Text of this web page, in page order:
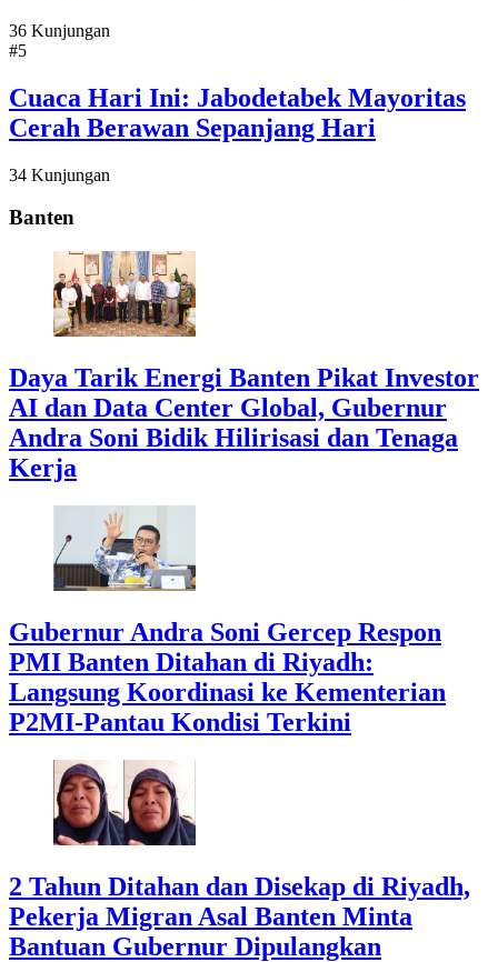
36 Kunjungan
#5
Cuaca Hari Ini: Jabodetabek Mayoritas
Cerah Berawan Sepanjang Hari
34 Kunjungan
Banten
Daya Tarik Energi Banten Pikat Investor
AI dan Data Center Global, Gubernur
Andra Soni Bidik Hilirisasi dan Tenaga
Kerja
Gubernur Andra Soni Gercep Respon
PMI Banten Ditahan di Riyadh:
Langsung Koordinasi ke Kementerian
P2MI-Pantau Kondisi Terkini
2 Tahun Ditahan dan Disekap di Riyadh,
Pekerja Migran Asal Banten Minta
Bantuan Gubernur Dipulangkan